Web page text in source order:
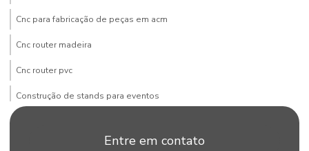
Cnc para fabricação de peças em acm
Cnc router madeira
Cnc router pvc
Construção de stands para eventos
Entre em contato